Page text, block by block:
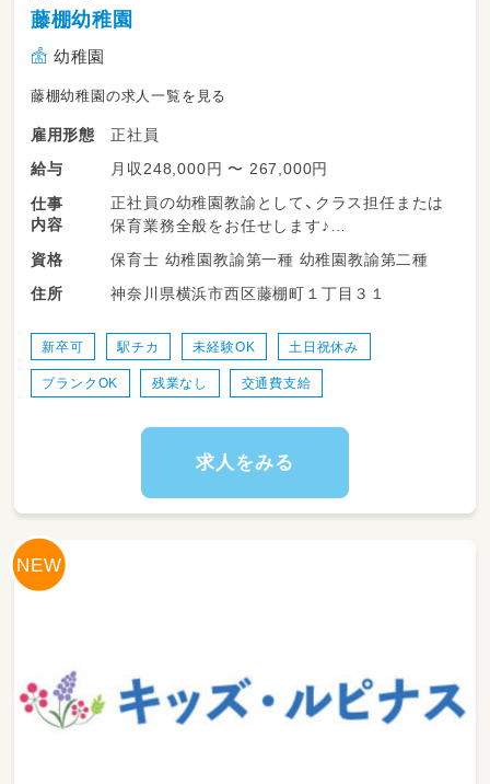
藤棚幼稚園
幼稚園
藤棚幼稚園の求人一覧を見る
雇用形態
正社員
給与
月収248,000円 〜 267,000円
仕事
内容
正社員の幼稚園教諭として、クラス担任または
保育業務全般をお任せします♪
・登園・降園時の園児の受け入れ、見送り
・主活動（体操・お絵かき・季節の行事など）の準
・園庭や室内での遊戯見守り、安全管理
・昼食（給食）のサポート・片付け
・トイレトレーニングや身の回りのお世話
・各種記録類・日誌の作成（PC・手書き選択可）
・保護者様への対応や連絡帳の作成
資格
保育士 幼稚園教諭第一種 幼稚園教諭第二種
住所
神奈川県横浜市西区藤棚町１丁目３１
新卒可 駅チカ 未経験OK 土日祝休み
ブランクOK 残業なし 交通費支給
求人をみる